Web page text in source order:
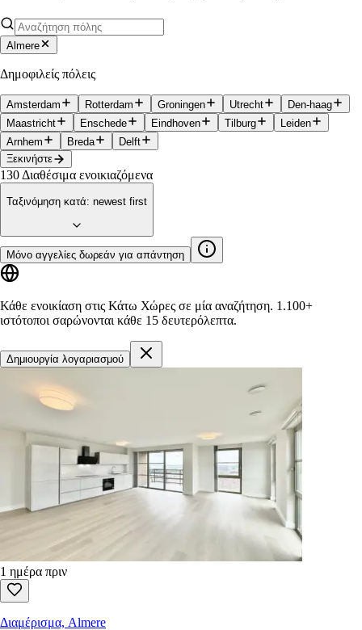
Almere
Δημοφιλείς πόλεις
Amsterdam Rotterdam Groningen Utrecht
Den-haag
Maastricht
Enschede Eindhoven Tilburg
Leiden
Arnhem
Breda
Delft
Ξεκινήστε
130 Διαθέσιμα ενοικιαζόμενα
Ταξινόμηση κατά: newest first
Μόνο αγγελίες δωρεάν για απάντηση
Κάθε ενοικίαση στις Κάτω Χώρες σε μία αναζήτηση. 1.100+
ιστότοποι σαρώνονται κάθε 15 δευτερόλεπτα.
Δημιουργία λογαριασμού
1 ημέρα πριν
Διαμέρισμα, Almere